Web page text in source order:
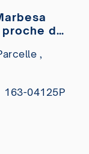
de
,
163-04125P